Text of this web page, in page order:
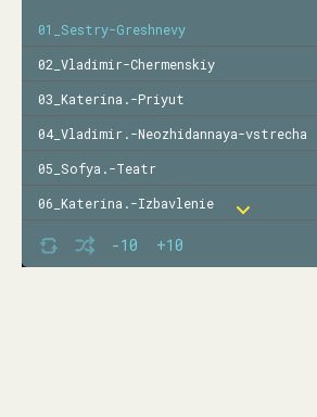
-10 +10
01_Sestry-Greshnevy
02_Vladimir-Chermenskiy
03_Katerina.-Priyut
04_Vladimir.-Neozhidannaya-vstrecha
05_Sofya.-Teatr
06_Katerina.-Izbavlenie
07_Anna.-Neizbezhnoe
08_Sofya.-Debyut